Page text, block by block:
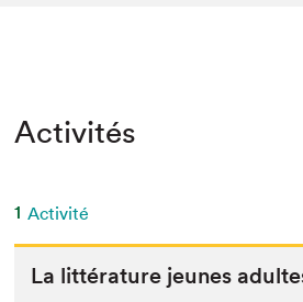
Activités
1 Activité
La lit­téra­ture jeunes